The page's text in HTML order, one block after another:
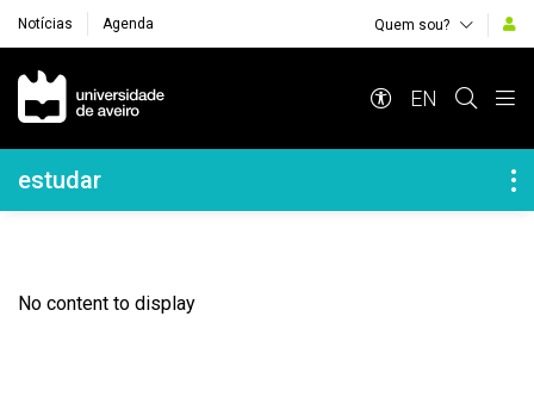
Notícias Agenda Quem sou?
Navegação Principal
EN
Navegação Lateral
estudar
No content to display